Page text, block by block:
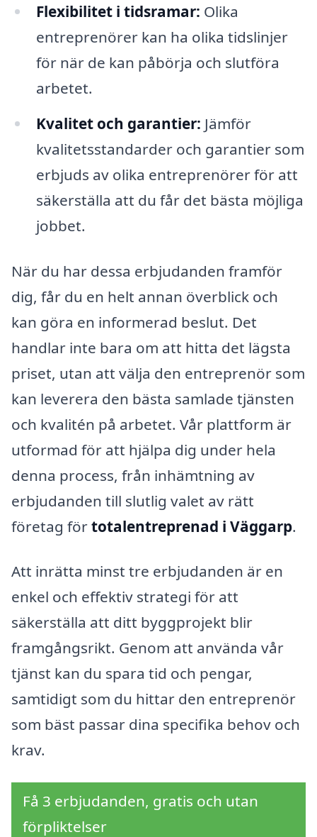
Flexibilitet i tidsramar: Olika
entreprenörer kan ha olika tidslinjer
för när de kan påbörja och slutföra
arbetet.
Kvalitet och garantier: Jämför
kvalitetsstandarder och garantier som
erbjuds av olika entreprenörer för att
säkerställa att du får det bästa möjliga
jobbet.
När du har dessa erbjudanden framför
dig, får du en helt annan överblick och
kan göra en informerad beslut. Det
handlar inte bara om att hitta det lägsta
priset, utan att välja den entreprenör som
kan leverera den bästa samlade tjänsten
och kvalitén på arbetet. Vår plattform är
utformad för att hjälpa dig under hela
denna process, från inhämtning av
erbjudanden till slutlig valet av rätt
företag förtotalentreprenad i Väggarp.
Att inrätta minst tre erbjudanden är en
enkel och effektiv strategi för att
säkerställa att ditt byggprojekt blir
framgångsrikt. Genom att använda vår
tjänst kan du spara tid och pengar,
samtidigt som du hittar den entreprenör
som bäst passar dina specifika behov och
krav.
Få 3 erbjudanden, gratis och utan
förpliktelser